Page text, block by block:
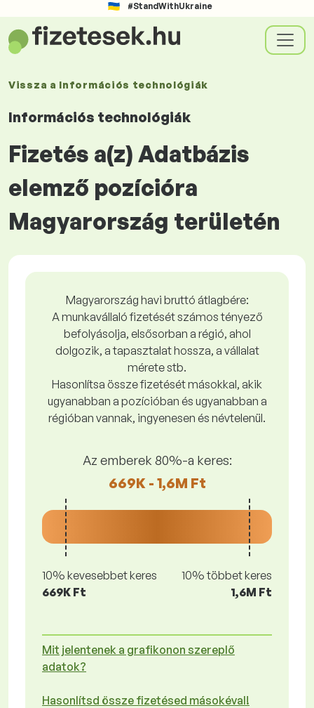
#StandWithUkraine
Vissza a Információs technológiák
Információs technológiák
Fizetés a(z) Adatbázis
elemző pozícióra
Magyarország területén
Magyarország havi bruttó átlagbére:
A munkavállaló fizetését számos tényező
befolyásolja, elsősorban a régió, ahol
dolgozik, a tapasztalat hossza, a vállalat
mérete stb.
Hasonlítsa össze fizetését másokkal, akik
ugyanabban a pozícióban és ugyanabban a
régióban vannak, ingyenesen és névtelenül.
Az emberek 80%-a keres:
669K - 1,6M Ft
10% kevesebbet keres
669K Ft
10% többet keres
1,6M Ft
Mit jelentenek a grafikonon szereplő
adatok?
Hasonlítsd össze fizetésed másokéval!